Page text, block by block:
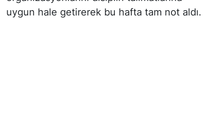
uygun hale getirerek bu hafta tam not aldı.